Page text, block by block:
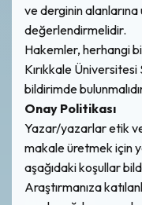
ve derginin
değerlendirmelidir.
Hakemler, herhangi
Kırıkkale
bildirimde
Onay Politikası
Yazar/yazarlar etik
makale üretmek için
aşağıdaki koşullar
Araştırmanıza